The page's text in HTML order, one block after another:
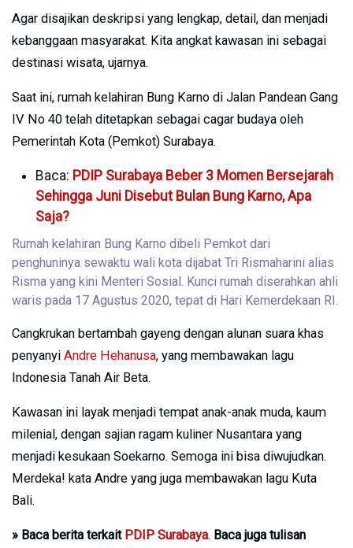
Agar disajikan deskripsi yang lengkap, detail, dan menjadi
kebanggaan masyarakat. Kita angkat kawasan ini sebagai
destinasi wisata, ujarnya.
Saat ini, rumah kelahiran Bung Karno di Jalan Pandean Gang
IV No 40 telah ditetapkan sebagai cagar budaya oleh
Pemerintah Kota (Pemkot) Surabaya.
Baca: PDIP Surabaya Beber 3 Momen Bersejarah
Sehingga Juni Disebut Bulan Bung Karno, Apa
Saja?
Rumah kelahiran Bung Karno dibeli Pemkot dari
penghuninya sewaktu wali kota dijabat Tri Rismaharini alias
Risma yang kini Menteri Sosial. Kunci rumah diserahkan ahli
waris pada 17 Agustus 2020, tepat di Hari Kemerdekaan RI.
Cangkrukan bertambah gayeng dengan alunan suara khas
penyanyi Andre Hehanusa, yang membawakan lagu
Indonesia Tanah Air Beta.
Kawasan ini layak menjadi tempat anak-anak muda, kaum
milenial, dengan sajian ragam kuliner Nusantara yang
menjadi kesukaan Soekarno. Semoga ini bisa diwujudkan.
Merdeka! kata Andre yang juga membawakan lagu Kuta
Bali.
» Baca berita terkait PDIP Surabaya. Baca juga tulisan